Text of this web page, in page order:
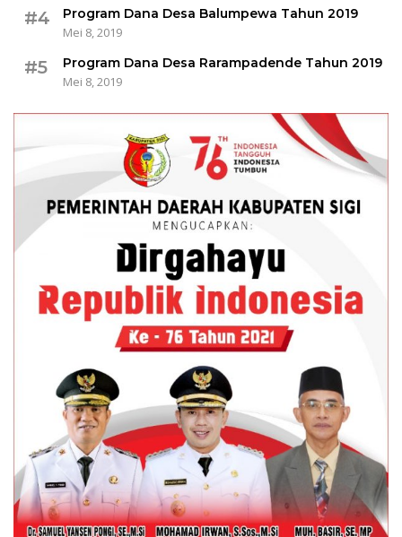
#4
Program Dana Desa Balumpewa Tahun 2019
Mei 8, 2019
#5
Program Dana Desa Rarampadende Tahun 2019
Mei 8, 2019